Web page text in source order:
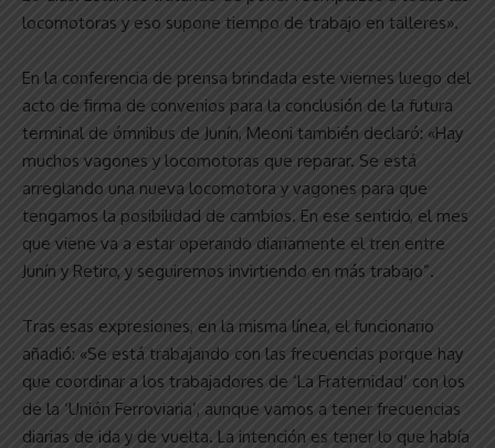
locomotoras y eso supone tiempo de trabajo en talleres».
En la conferencia de prensa brindada este viernes luego del
acto de firma de convenios para la conclusión de la futura
terminal de ómnibus de Junín, Meoni también declaró: «Hay
muchos vagones y locomotoras que reparar. Se está
arreglando una nueva locomotora y vagones para que
tengamos la posibilidad de cambios. En ese sentido, el mes
que viene va a estar operando diariamente el tren entre
Junín y Retiro, y seguiremos invirtiendo en más trabajo”.
Tras esas expresiones, en la misma línea, el funcionario
añadió: «Se está trabajando con las frecuencias porque hay
que coordinar a los trabajadores de ‘La Fraternidad’ con los
de la ‘Unión Ferroviaria’, aunque vamos a tener frecuencias
diarias de ida y de vuelta. La intención es tener lo que había